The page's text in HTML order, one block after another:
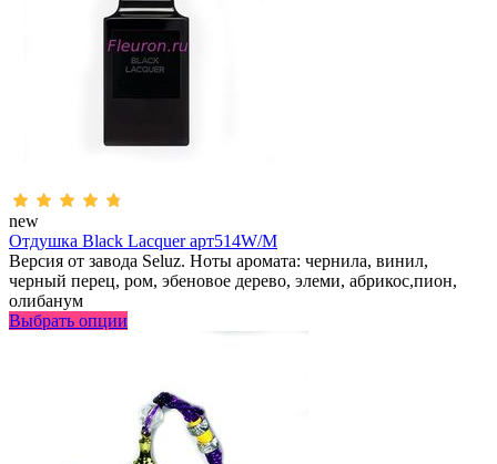
new
Отдушка Black Lacquer арт514W/M
Версия от завода Seluz. Ноты аромата: чернила, винил,
черный перец, ром, эбеновое дерево, элеми, абрикос,пион,
олибанум
Выбрать опции